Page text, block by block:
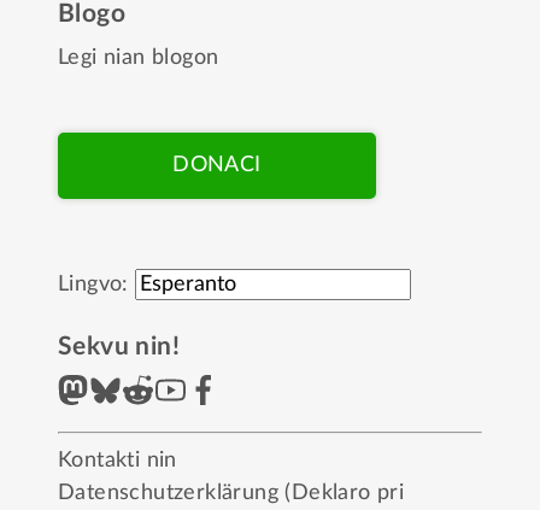
Blogo
Legi nian blogon
DONACI
Lingvo:
Sekvu nin!
Kontakti nin
Datenschutzerklärung (Deklaro pri